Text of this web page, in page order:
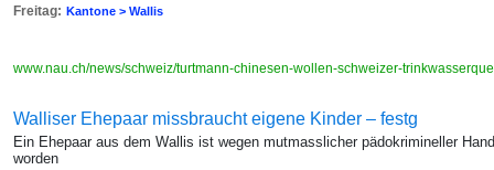
Freitag: Kantone > Wallis
www.nau.ch/news/schweiz/turtmann-chinesen-wollen-schweizer-
Walliser Ehepaar missbraucht eigene Kinder – festg
Ein Ehepaar aus dem Wallis ist wegen mutmasslicher pädokrimineller
worden